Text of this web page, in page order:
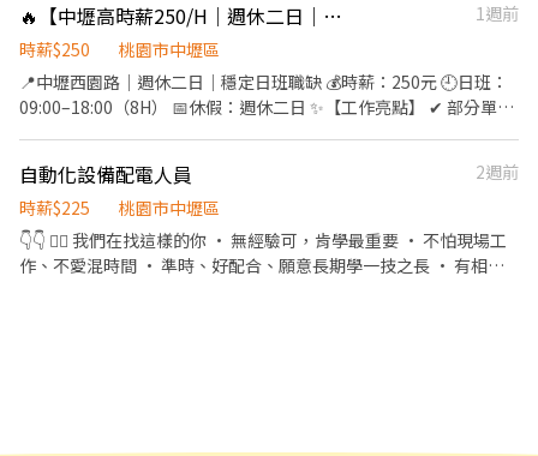
⭐️【工作內容】: 碳纖維材料生產技術人員/操作機台、產品檢測及包
裝作業 ⭐️【工作時間】 ➽日班 : 08:00~16:30 $220/H ☛ 可領
$38,720~$51,670 ➽中班 : 16:30~01:00 $240/H ☛ 可領
$42,240~$65,000
🔥【中壢高時薪250/H｜週休二日｜免無塵衣】🔥
1週前
時薪$250
桃園市中壢區
📍中壢西園路｜週休二日｜穩定日班職缺 💰時薪：250元 🕘日班：
09:00–18:00（8H） 📅休假：週休二日 ✨【工作亮點】 ✔ 部分單位
• 進出貨登記與管理 • 文件歸檔整理 （以日班為主，後續依廠區
需求可能支援中班） 📌【條件說明】 • 高中畢業 • 當月出勤需滿
一百六十/小時 • 用餐自理（可外出或公司代訂） 📞 應徵方式 聯絡
窗口：HR陳先生 電話：0902-160-886 +好友：@325nrgvm 快速
自動化設備配電人員
2週前
時薪$225
桃園市中壢區
👇👇 🙋‍♂️ 我們在找這樣的你 • 無經驗可，肯學最重要 • 不怕現場工
作、不愛混時間 • 準時、好配合、願意長期學一技之長 • 有相關